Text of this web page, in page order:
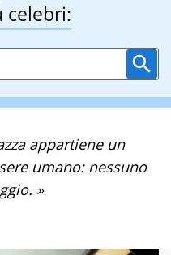
celebri:
appartiene un
umano: nessuno
»